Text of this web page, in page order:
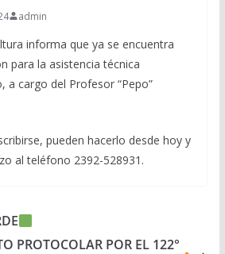
admin
informa que ya se encuentra
para la asistencia técnica
a cargo del Profesor “Pepo”
pueden hacerlo desde hoy y
al teléfono 2392-528931.
PROTOCOLAR POR EL 122°